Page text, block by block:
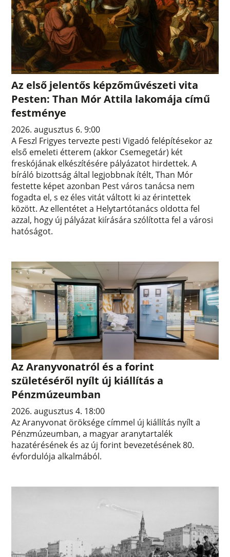
Az első jelentős képzőművészeti vita
Pesten: Than Mór Attila lakomája című
festménye
2026. augusztus 6. 9:00
A Feszl Frigyes tervezte pesti Vigadó felépítésekor az
első emeleti étterem (akkor Csemegetár) két
freskójának elkészítésére pályázatot hirdettek. A
bíráló bizottság által legjobbnak ítélt, Than Mór
festette képet azonban Pest város tanácsa nem
fogadta el, s ez éles vitát váltott ki az érintettek
között. Az ellentétet a Helytartótanács oldotta fel
azzal, hogy új pályázat kiírására szólította fel a városi
hatóságot.
Az Aranyvonatról és a forint
születéséről nyílt új kiállítás a
Pénzmúzeumban
2026. augusztus 4. 18:00
Az Aranyvonat öröksége címmel új kiállítás nyílt a
Pénzmúzeumban, a magyar aranytartalék
hazatérésének és az új forint bevezetésének 80.
évfordulója alkalmából.